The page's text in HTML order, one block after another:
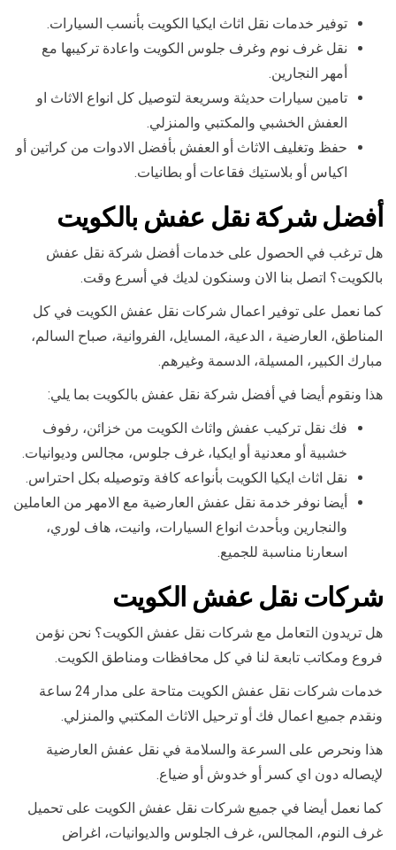
توفير خدمات نقل اثاث ايكيا الكويت بأنسب السيارات.
نقل غرف نوم وغرف جلوس الكويت واعادة تركيبها مع
أمهر النجارين.
تامين سيارات حديثة وسريعة لتوصيل كل انواع الاثاث او
العفش الخشبي والمكتبي والمنزلي.
حفظ وتغليف الاثاث أو العفش بأفضل الادوات من كراتين أو
اكياس أو بلاستيك فقاعات أو بطانيات.
أفضل شركة نقل عفش بالكويت
هل ترغب في الحصول على خدمات أفضل شركة نقل عفش
بالكويت؟ اتصل بنا الان وسنكون لديك في أسرع وقت.
كما نعمل على توفير اعمال شركات نقل عفش الكويت في كل
المناطق، العارضية ، الدعية، المسايل، الفروانية، صباح السالم،
مبارك الكبير، المسيلة، الدسمة وغيرهم.
هذا ونقوم أيضا في أفضل شركة نقل عفش بالكويت بما يلي:
فك نقل تركيب عفش واثاث الكويت من خزائن، رفوف
خشبية أو معدنية أو ايكيا، غرف جلوس، مجالس وديوانيات.
نقل اثاث ايكيا الكويت بأنواعه كافة وتوصيله بكل احتراس.
أيضا نوفر خدمة نقل عفش العارضية مع الامهر من العاملين
والنجارين وبأحدث انواع السيارات، وانيت، هاف لوري،
اسعارنا مناسبة للجميع.
شركات نقل عفش الكويت
هل تريدون التعامل مع شركات نقل عفش الكويت؟ نحن نؤمن
فروع ومكاتب تابعة لنا في كل محافظات ومناطق الكويت.
خدمات شركات نقل عفش الكويت متاحة على مدار 24 ساعة
ونقدم جميع اعمال فك أو ترحيل الاثاث المكتبي والمنزلي.
هذا ونحرص على السرعة والسلامة في نقل عفش العارضية
لإيصاله دون اي كسر أو خدوش أو ضياع.
كما نعمل أيضا في جميع شركات نقل عفش الكويت على تحميل
غرف النوم، المجالس، غرف الجلوس والديوانيات، اغراض